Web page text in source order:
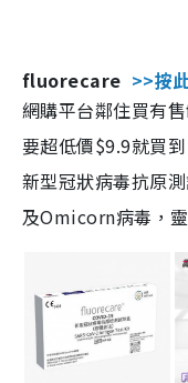
fluorecare >>按
網購平台鄰住買有
要超低價$9.9就買
新型冠狀病毒抗原
及Omicorn病毒，